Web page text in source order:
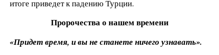
итоге приведет к падению Турции.
Пророчества о нашем времени
«Придет время, и вы не станете ничего узнавать».